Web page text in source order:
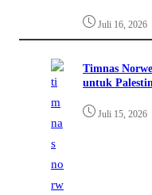
Juli 16, 2026
Timnas
untuk
Juli 15, 2026